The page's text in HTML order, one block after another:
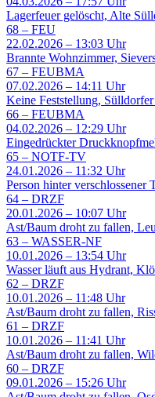
Lagerfeuer gelöscht, Alte
68 – FEU
22.02.2026 – 13:03 Uhr
Brannte Wohnzimmer,
67 – FEUBMA
07.02.2026 – 14:11 Uhr
Keine Feststellung,
66 – FEUBMA
04.02.2026 – 12:29 Uhr
Eingedrückter
65 – NOTF-TV
24.01.2026 – 11:32 Uhr
Person hinter verschlossener
64 – DRZF
20.01.2026 – 10:07 Uhr
Ast/Baum droht zu fallen,
63 – WASSER-NF
10.01.2026 – 13:54 Uhr
Wasser läuft aus Hydrant,
62 – DRZF
10.01.2026 – 11:48 Uhr
Ast/Baum droht zu fallen,
61 – DRZF
10.01.2026 – 11:41 Uhr
Ast/Baum droht zu fallen,
60 – DRZF
09.01.2026 – 15:26 Uhr